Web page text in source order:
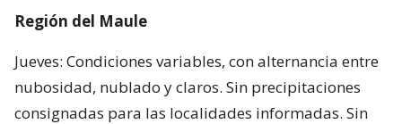
Región del Maule
Jueves: Condiciones variables, con alternancia entre
nubosidad, nublado y claros. Sin precipitaciones
consignadas para las localidades informadas. Sin